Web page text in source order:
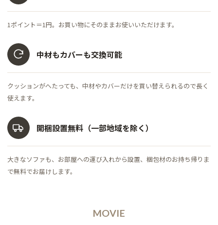
1ポイント＝1円。お買い物にそのままお使いいただけます。
中材もカバーも交換可能
クッションがへたっても、中材やカバーだけを買い替えられるので長く
使えます。
開梱設置無料 （一部地域を除く）
大きなソファも、お部屋への運び入れから設置、梱包材のお持ち帰りま
で無料でお届けします。
MOVIE